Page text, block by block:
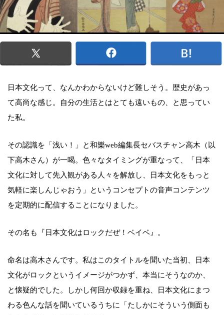
日本文化って、なんかわからないけど難しそう。歴史があっ
て高尚な感じ。自分の生活とはとても遠いもの、と思ってい
た私。
その認識を「浅い！」と和樂web編集長セバスチャン高木（以
下高木さん）が一喝。色々なタイミングが重なって、「日本
文化に対して先入観がある人々を解放し、日本文化をもっと
気軽に楽しんじゃおう」というコンセプトの音声コンテンツ
を定期的に配信することになりました。
その名も『日本文化はロックだぜ！ベイベ』。
命名は高木さんです。私はこのタイトルを聞いた当初、日本
文化がロックというイメージがつかず、本当にそうなのか、
と懐疑的でした。しかし何回か収録を重ね、日本文化にまつ
わる色んな話を聞いているうちに「たしかにそういう側面も